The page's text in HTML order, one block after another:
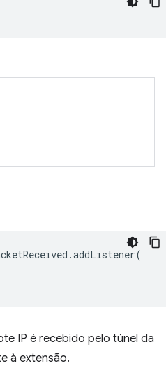
.addListener(
IP é recebido pelo túnel da
à extensão.